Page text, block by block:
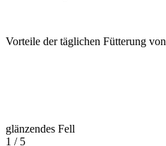
Vorteile der täglichen Fütterung von
glänzendes Fell
1 / 5